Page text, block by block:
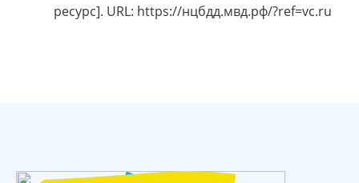
ресурс]. URL: https://нцбдд.мвд.рф/?ref=vc.ru